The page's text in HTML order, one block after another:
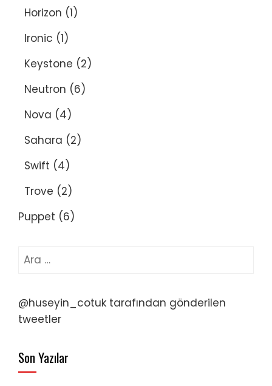
Horizon (1)
Ironic (1)
Keystone (2)
Neutron (6)
Nova (4)
Sahara (2)
Swift (4)
Trove (2)
Puppet (6)
Arama:
@huseyin_cotuk tarafından gönderilen
tweetler
Son Yazılar